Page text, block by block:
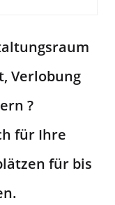
Verlobung
?
für Ihre
für bis